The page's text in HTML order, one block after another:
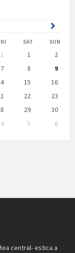
Month
SAT SUN
1
2
7 8
9
15
16
22
23
29
30
4 5
6
central- estica a